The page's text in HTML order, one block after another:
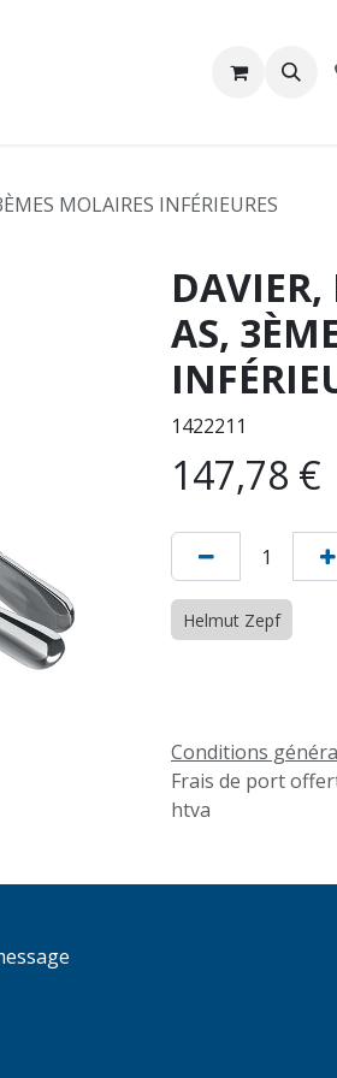
Contactez-nous
MOLAIRES INFÉRIEURES
AS,
1422211
147,78 €
Helmut Zepf
Conditions
Frais de port
htva